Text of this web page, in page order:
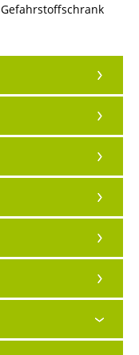
Gefahrstoffschrank